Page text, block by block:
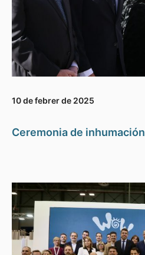
10 de febrer de 2025
Ceremonia de